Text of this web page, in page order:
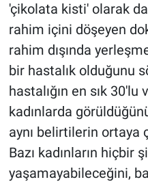
'çikolata kisti' olarak
rahim içini döşeyen
rahim dışında
bir hastalık olduğunu
hastalığın en sık 30'lu
kadınlarda
aynı belirtilerin ortaya
Bazı kadınların hiçbir
yaşamayabileceğini,